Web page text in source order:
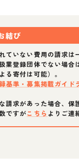
結び
ていない費用の請求は
業登録団体でない場合
る寄付は可能）。
基準・募集掲載ガイド
請求があった場合、保
ですがこちら よりご連